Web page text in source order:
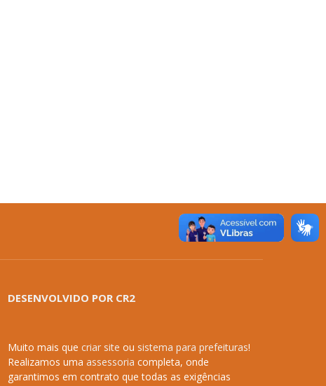
DESENVOLVIDO POR CR2
Muito mais que criar site ou sistema para prefeituras!
Realizamos uma assessoria completa, onde
garantimos em contrato que todas as exigências